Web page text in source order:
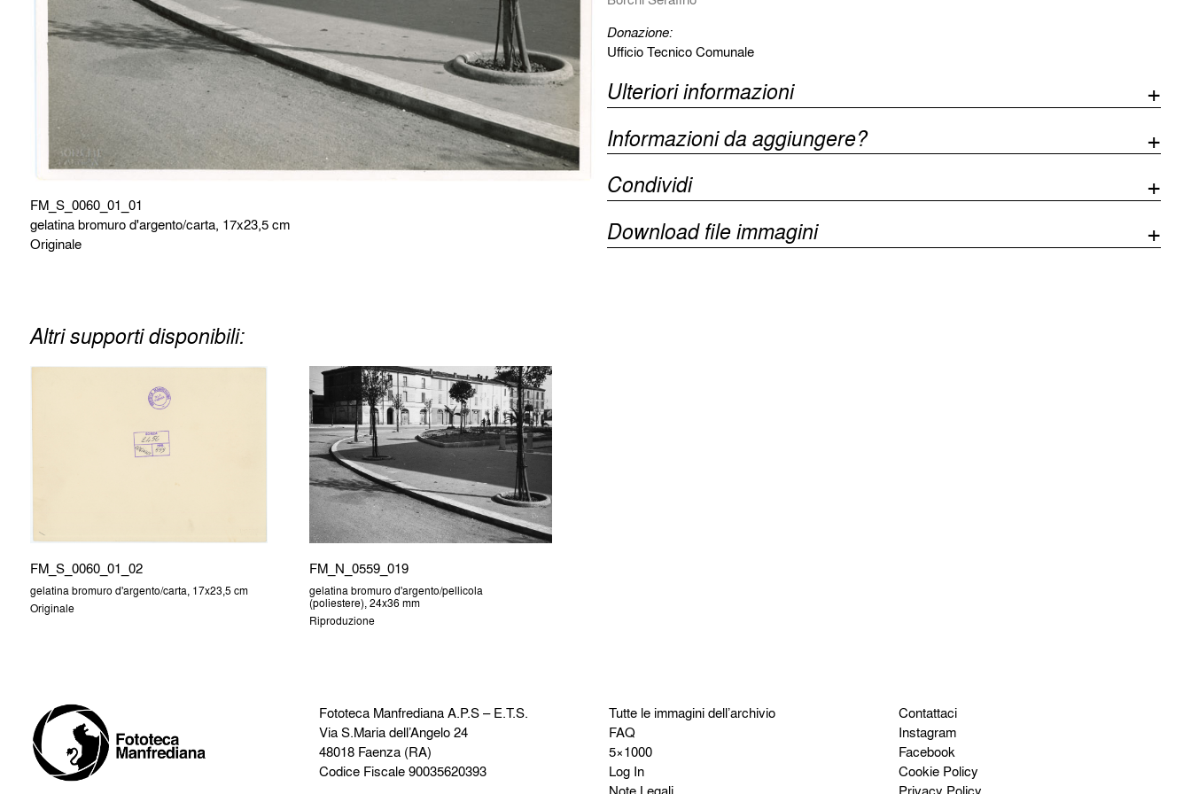
FM_S_0060_01_01
gelatina bromuro d'argento/carta, 17x23,5 cm
Originale
Donazione:
Ufficio Tecnico Comunale
Ulteriori informazioni
Informazioni da aggiungere?
Condividi
Download file immagini
Altri supporti disponibili:
FM_S_0060_01_02
gelatina bromuro d'argento/carta, 17x23,5 cm
Originale
FM_N_0559_019
gelatina bromuro d'argento/pellicola
(poliestere), 24x36 mm
Riproduzione
Fototeca ManfredianaA.P.S – E.T.S.
Via S.Maria dell’Angelo 24
48018 Faenza (RA)
Codice Fiscale 90035620393
Tutte le immagini dell’archivio
FAQ
5×1000
Log In
Contattaci
Instagram
Facebook
Cookie Policy